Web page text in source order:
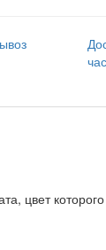
цвет